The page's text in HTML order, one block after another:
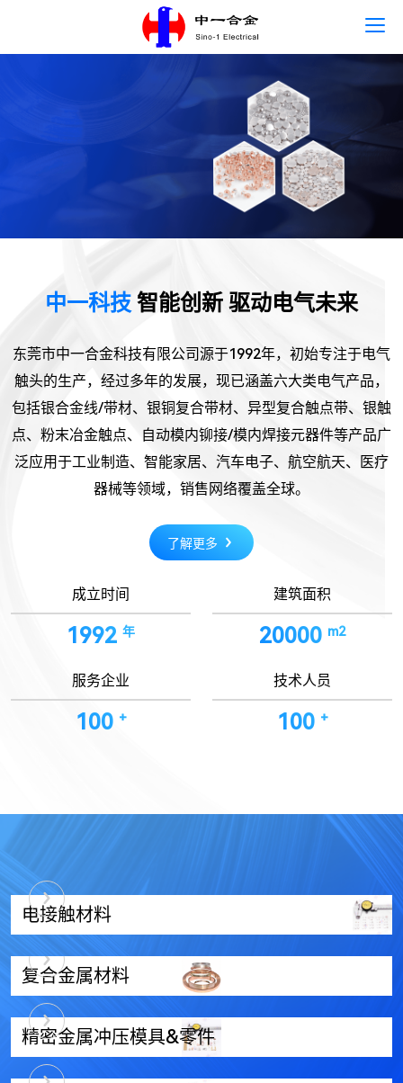
新闻中心
可持续发展
搜索
了解详情
中一科技 智能创新 驱动电气未来
东莞市中一合金科技有限公司源于1992年，初始专注于电气
触头的生产，经过多年的发展，现已涵盖六大类电气产品，
包括银合金线/带材、银铜复合带材、异型复合触点带、银触
点、粉末冶金触点、自动模内铆接/模内焊接元器件等产品广
泛应用于工业制造、智能家居、汽车电子、航空航天、医疗
器械等领域，销售网络覆盖全球。
了解更多
成立时间
1992 年
建筑面积
20000 m2
服务企业
100 +
技术人员
100 +
电接触材料
复合金属材料
精密金属冲压模具&零件